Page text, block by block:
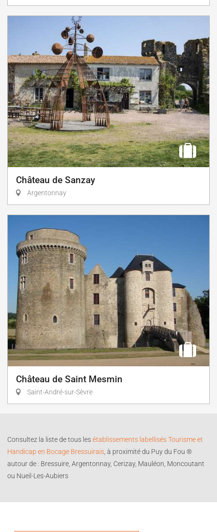
Château de Sanzay
Argentonnay
Château de Saint Mesmin
Saint-André-sur-Sèvre
Consultez la liste de tous lesétablissements labellisés Tourisme et
Handicap en Bocage Bressuirais , à proximité du Puy du Fou ®
autour de : Bressuire, Argentonnay, Cerizay, Mauléon, Moncoutant
ou Nueil-Les-Aubiers